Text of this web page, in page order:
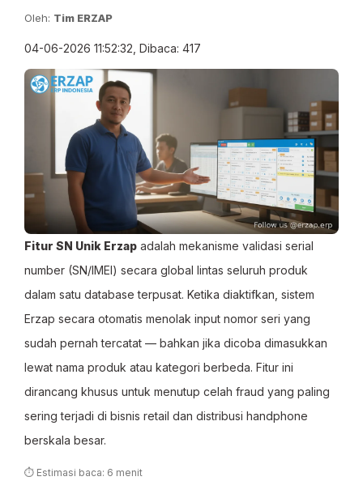
Oleh: Tim ERZAP
04-06-2026 11:52:32, Dibaca: 417
Fitur SN Unik Erzap adalah mekanisme validasi serial
number (SN/IMEI) secara global lintas seluruh produk
dalam satu database terpusat. Ketika diaktifkan, sistem
Erzap secara otomatis menolak input nomor seri yang
sudah pernah tercatat — bahkan jika dicoba dimasukkan
lewat nama produk atau kategori berbeda. Fitur ini
dirancang khusus untuk menutup celah fraud yang paling
sering terjadi di bisnis retail dan distribusi handphone
berskala besar.
⏱ Estimasi baca: 6 menit